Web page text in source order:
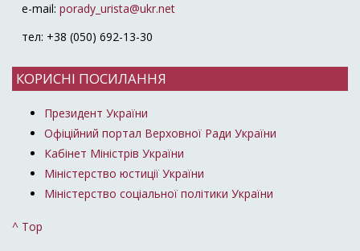
e-mail: porady_urista@ukr.net
тел: +38 (050) 692-13-30
КОРИСНІ ПОСИЛАННЯ
Президент України
Офіційний портал Верховної Ради України
Кабінет Міністрів України
Міністерство юстиції України
Міністерство соціальної політики України
^ Top